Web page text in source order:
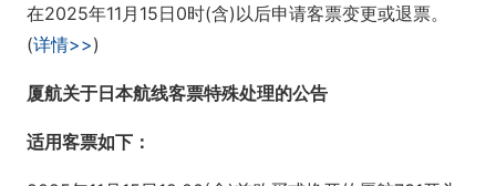
在2025年11月15日0时(含)以后申请客票变更或退票。
(详情>>)
厦航关于日本航线客票特殊处理的公告
适用客票如下：